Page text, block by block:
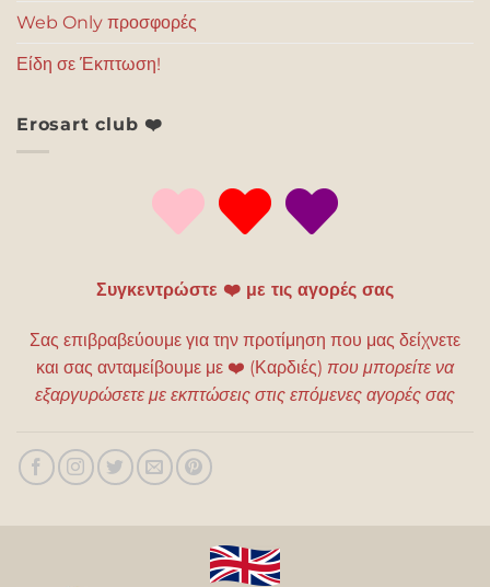
Web Only προσφορές
Είδη σε Έκπτωση!
Erosart club ❤️
Συγκεντρώστε ❤️ με τις αγορές σας
Σας επιβραβεύουμε για την προτίμηση που μας δείχνετε
και σας ανταμείβουμε με ❤️ (Καρδιές) που μπορείτε να
εξαργυρώσετε με εκπτώσεις στις επόμενες αγορές σας